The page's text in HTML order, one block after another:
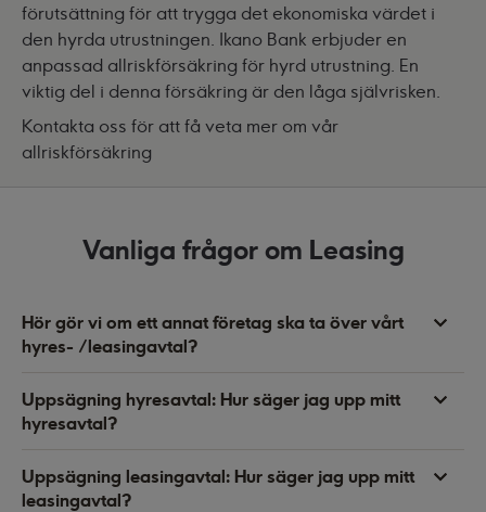
förutsättning för att trygga det ekonomiska värdet i
den hyrda utrustningen. Ikano Bank erbjuder en
anpassad allriskförsäkring för hyrd utrustning. En
viktig del i denna försäkring är den låga självrisken.
Kontakta oss för att få veta mer om vår
allriskförsäkring
Vanliga frågor om Leasing
Hör gör vi om ett annat företag ska ta över vårt
hyres- /leasingavtal?
Uppsägning hyresavtal: Hur säger jag upp mitt
hyresavtal?
Uppsägning leasingavtal: Hur säger jag upp mitt
leasingavtal?